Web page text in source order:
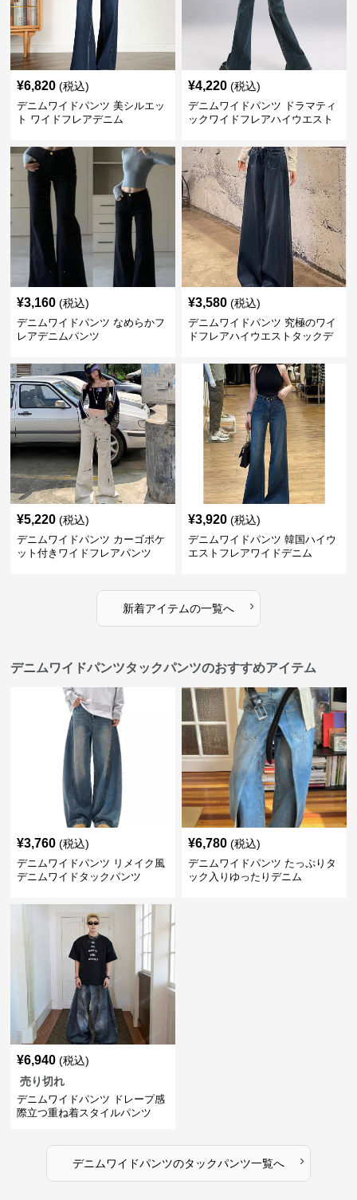
¥6,820 (税込)
デニムワイドパンツ 美シルエッ
ト ワイドフレアデニム
¥4,220 (税込)
デニムワイドパンツ ドラマティ
ックワイドフレアハイウエスト
¥3,160 (税込)
デニムワイドパンツ なめらかフ
レアデニムパンツ
¥3,580 (税込)
デニムワイドパンツ 究極のワイ
ドフレアハイウエストタックデ
¥5,220 (税込)
デニムワイドパンツ カーゴポケ
ット付きワイドフレアパンツ
¥3,920 (税込)
デニムワイドパンツ 韓国ハイウ
エストフレアワイドデニム
新着アイテムの一覧へ ›
デニムワイドパンツタックパンツのおすすめアイテム
¥3,760 (税込)
デニムワイドパンツ リメイク風
デニムワイドタックパンツ
¥6,780 (税込)
デニムワイドパンツ たっぷりタ
ック入りゆったりデニム
¥6,940 (税込)
売り切れ
デニムワイドパンツ ドレープ感
際立つ重ね着スタイルパンツ
デニムワイドパンツのタックパンツ一覧へ ›